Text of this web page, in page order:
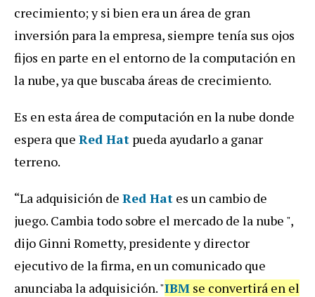
crecimiento; y si bien era un área de gran
inversión para la empresa, siempre tenía sus ojos
fijos en parte en el entorno de la computación en
la nube, ya que buscaba áreas de crecimiento.
Es en esta área de computación en la nube donde
espera que Red Hat pueda ayudarlo a ganar
terreno.
“La adquisición de Red Hat es un cambio de
juego. Cambia todo sobre el mercado de la nube ",
dijo Ginni Rometty, presidente y director
ejecutivo de la firma, en un comunicado que
anunciaba la adquisición. "IBM se convertirá en el